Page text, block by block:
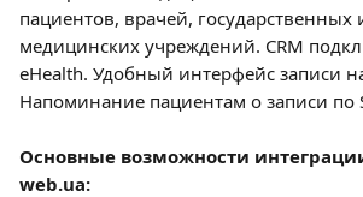
пациентов, врачей, государственных
медицинских учреждений. CRM
eHealth. Удобный интерфейс записи
Напоминание пациентам о записи по
Основные возможности
web.ua: